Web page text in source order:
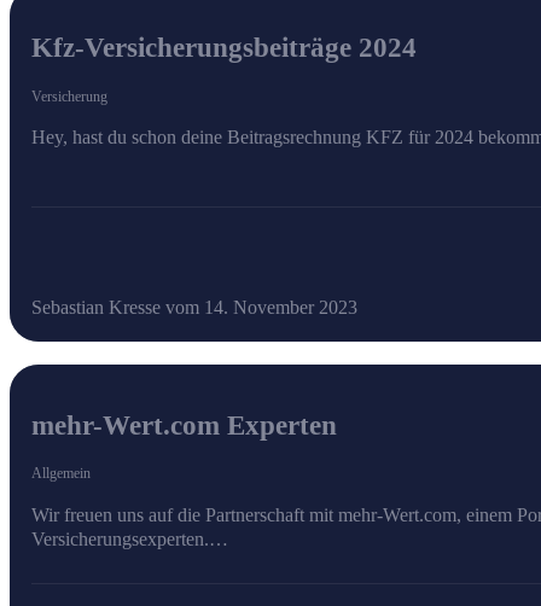
Kfz-Versicherungsbeiträge 2024
Versicherung
Hey, hast du schon deine Beitragsrechnung KFZ für 2024
Sebastian Kresse vom 14. November 2023
mehr-Wert.com Experten
Allgemein
Wir freuen uns auf die Partnerschaft mit mehr-Wert.com, einem
Versicherungsexperten.…